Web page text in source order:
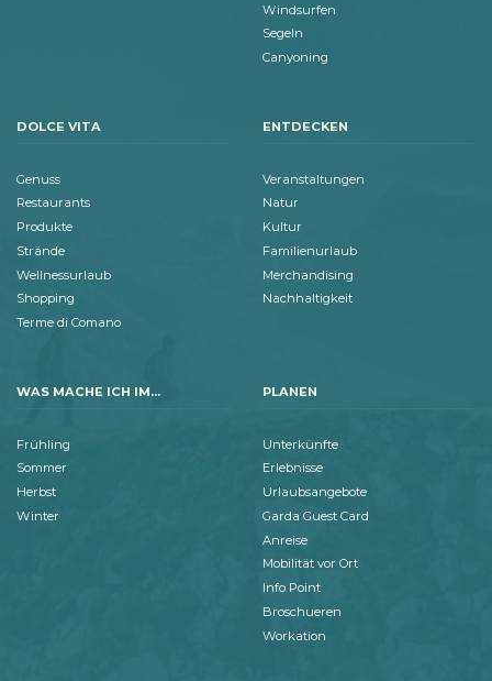
Windsurfen
Segeln
Canyoning
DOLCE VITA
Genuss
Restaurants
Produkte
Strände
Wellnessurlaub
Shopping
Terme di Comano
ENTDECKEN
Veranstaltungen
Natur
Kultur
Familienurlaub
Merchandising
Nachhaltigkeit
WAS MACHE ICH IM...
Frühling
Sommer
Herbst
Winter
PLANEN
Unterkünfte
Erlebnisse
Urlaubsangebote
Garda Guest Card
Anreise
Mobilität vor Ort
Info Point
Broschueren
Workation